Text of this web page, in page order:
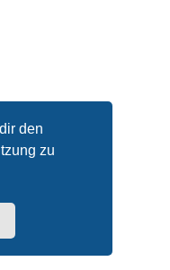
den
zu